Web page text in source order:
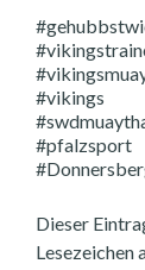
Dieser
Lesezeichen